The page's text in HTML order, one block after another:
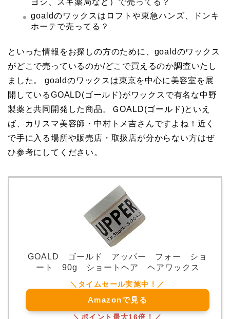
ヨシ、スギ薬局など）で売ってる？
goaldのワックスはロフトや東急ハンズ、ドンキ
ホーテで売ってる？
といった情報をお探しの方のために、goaldのワックス
がどこで売っているのか/どこで買えるのか調査いたし
ました。 goaldのワックスは東京を中心に美容室を展
開しているGOALD(ゴールド)がワックスで有名な中野
製薬と共同開発した商品。ＧOALD(ゴールド)といえ
ば、カリスマ美容師・中村トメ吉さんですよね！近く
で手に入る場所や販売店・取扱店が分からない方はぜ
ひ参考にしてください。
GOALD ゴールド アッパー フォー ショ
ート 90g ショートヘア ヘアワックス
Amazonで見る